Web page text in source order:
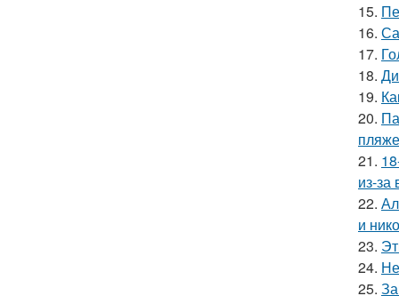
15.
16.
17.
18.
19.
20.
21.
из-за
22.
и
23.
24.
25.